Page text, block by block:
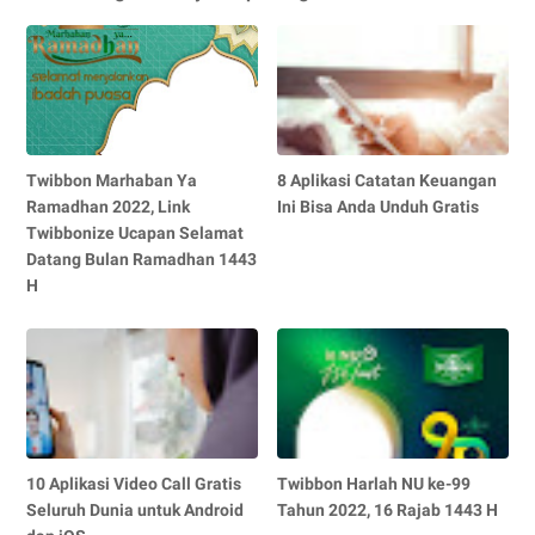
Twibbon Marhaban Ya
Ramadhan 2022, Link
Twibbonize Ucapan Selamat
Datang Bulan Ramadhan 1443
H
8 Aplikasi Catatan Keuangan
Ini Bisa Anda Unduh Gratis
10 Aplikasi Video Call Gratis
Seluruh Dunia untuk Android
Twibbon Harlah NU ke-99
Tahun 2022, 16 Rajab 1443 H